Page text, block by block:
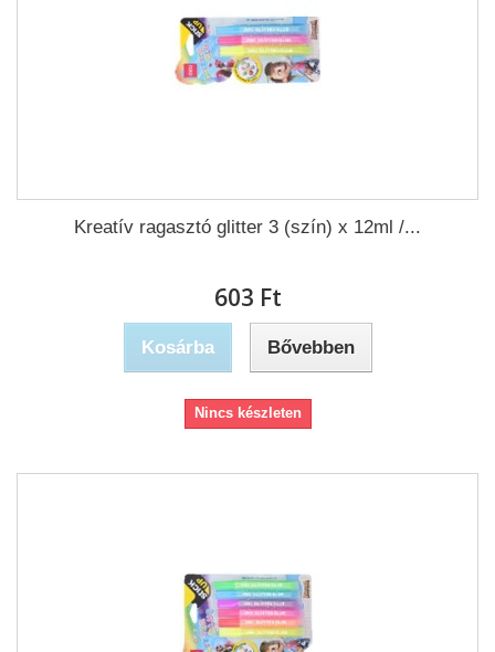
Kreatív ragasztó glitter 3 (szín) x 12ml /...
603 Ft‎
Kosárba Bővebben
Nincs készleten